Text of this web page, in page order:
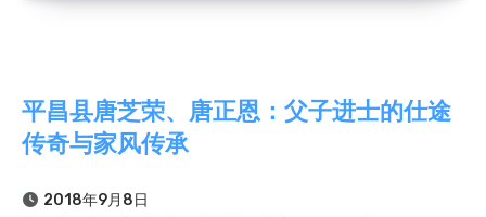
平昌县唐芝荣、唐正恩：父子进士的仕途
传奇与家风传承
2018年9月8日